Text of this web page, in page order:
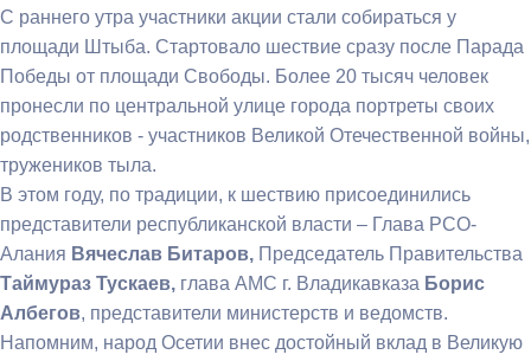
С раннего утра участники акции стали собираться у
площади Штыба. Стартовало шествие сразу после Парада
Победы от площади Свободы. Более 20 тысяч человек
пронесли по центральной улице города портреты своих
родственников - участников Великой Отечественной войны,
тружеников тыла.
В этом году, по традиции, к шествию присоединились
представители республиканской власти – Глава РСО-
Алания Вячеслав Битаров, Председатель Правительства
Таймураз Тускаев, глава АМС г. Владикавказа Борис
Албегов, представители министерств и ведомств.
Напомним, народ Осетии внес достойный вклад в Великую